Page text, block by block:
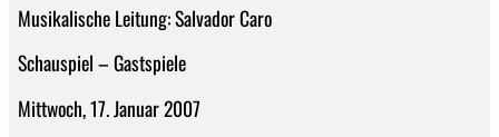
Musikalische Leitung: Salvador Caro
Schauspiel – Gastspiele
Mittwoch, 17. Januar 2007